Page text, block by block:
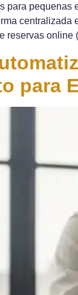
para pequenas
centralizada
reservas
para